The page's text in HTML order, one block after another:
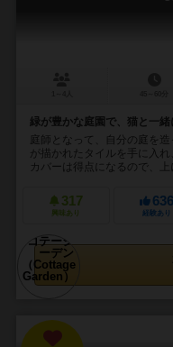
緑が豊かな庭園で、猫と一
庭師となって、自分の庭を
が描かれたタイルを手に入
カバーは得点になるので、
317
興味あり
636
経験あり